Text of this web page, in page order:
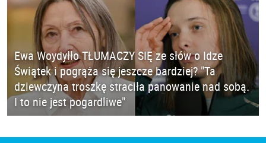
Ewa Woydyłło TŁUMACZY SIĘ ze słów o Idze
Świątek i pogrąża się jeszcze bardziej? "Ta
dziewczyna troszkę straciła panowanie nad sobą.
I to nie jest pogardliwe"